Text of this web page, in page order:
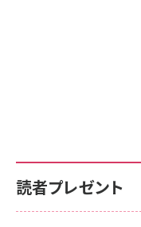
読者プレゼント